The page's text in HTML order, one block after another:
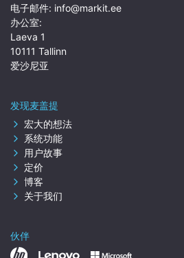
电子邮件: info@markit.ee
办公室:
Laeva 1
10111 Tallinn
爱沙尼亚
发现麦盖提
宏大的想法
系统功能
用户故事
定价
博客
关于我们
伙伴